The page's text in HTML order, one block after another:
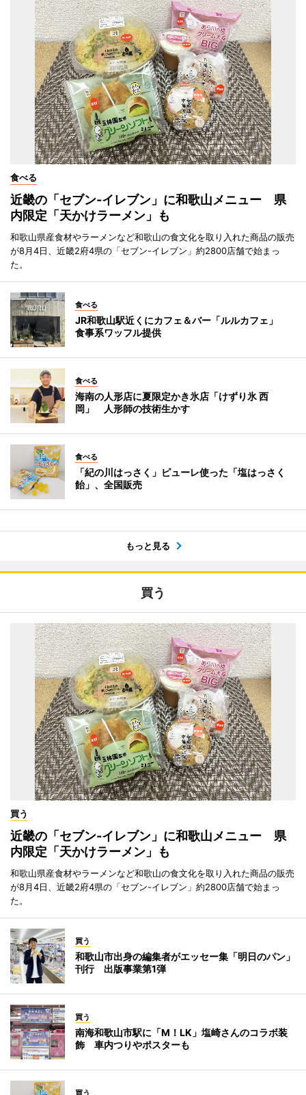
食べる
近畿の「セブン-イレブン」に和歌山メニュー 県
内限定「天かけラーメン」も
和歌山県産食材やラーメンなど和歌山の食文化を取り入れた商品の販売
が8月4日、近畿2府4県の「セブン-イレブン」約2800店舗で始まっ
た。
食べる
JR和歌山駅近くにカフェ＆バー「ルルカフェ」
食事系ワッフル提供
食べる
海南の人形店に夏限定かき氷店「けずり氷 西
岡」 人形師の技術生かす
食べる
「紀の川はっさく」ピューレ使った「塩はっさく
飴」、全国販売
もっと見る
買う
買う
近畿の「セブン-イレブン」に和歌山メニュー 県
内限定「天かけラーメン」も
和歌山県産食材やラーメンなど和歌山の食文化を取り入れた商品の販売
が8月4日、近畿2府4県の「セブン-イレブン」約2800店舗で始まっ
た。
買う
和歌山市出身の編集者がエッセー集「明日のパン」
刊行 出版事業第1弾
買う
南海和歌山市駅に「M！LK」塩崎さんのコラボ装
飾 車内つりやポスターも
買う